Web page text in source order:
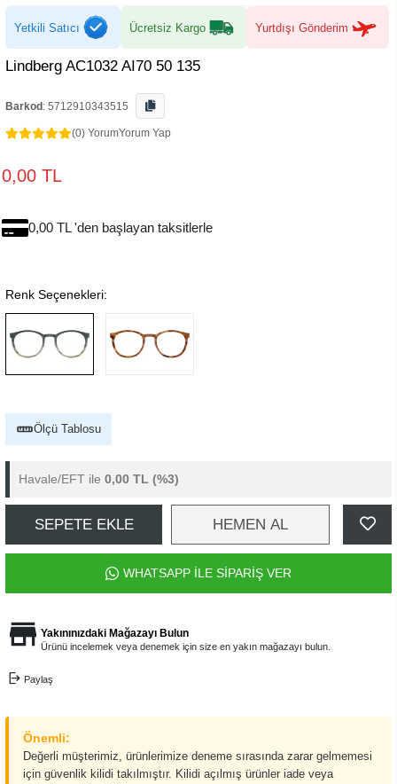
Yetkili Satıcı Ücretsiz Kargo Yurtdışı Gönderim
Lindberg AC1032 AI70 50 135
Barkod : 5712910343515
(0) YorumYorum Yap
0,00 TL
0,00 TL 'den başlayan taksitlerle
Renk Seçenekleri:
Ölçü Tablosu
Havale/EFT ile 0,00 TL (%3)
SEPETE EKLE HEMEN AL
WHATSAPP İLE SİPARİŞ VER
Yakınınızdaki Mağazayı Bulun
Ürünü incelemek veya denemek için size en yakın mağazayı bulun.
Paylaş
Önemli:
Değerli müşterimiz, ürünlerimize deneme sırasında zarar gelmemesi
için güvenlik kilidi takılmıştır. Kilidi açılmış ürünler iade veya